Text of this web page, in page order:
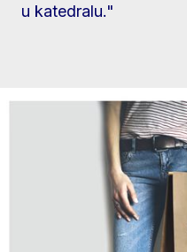
u katedralu."